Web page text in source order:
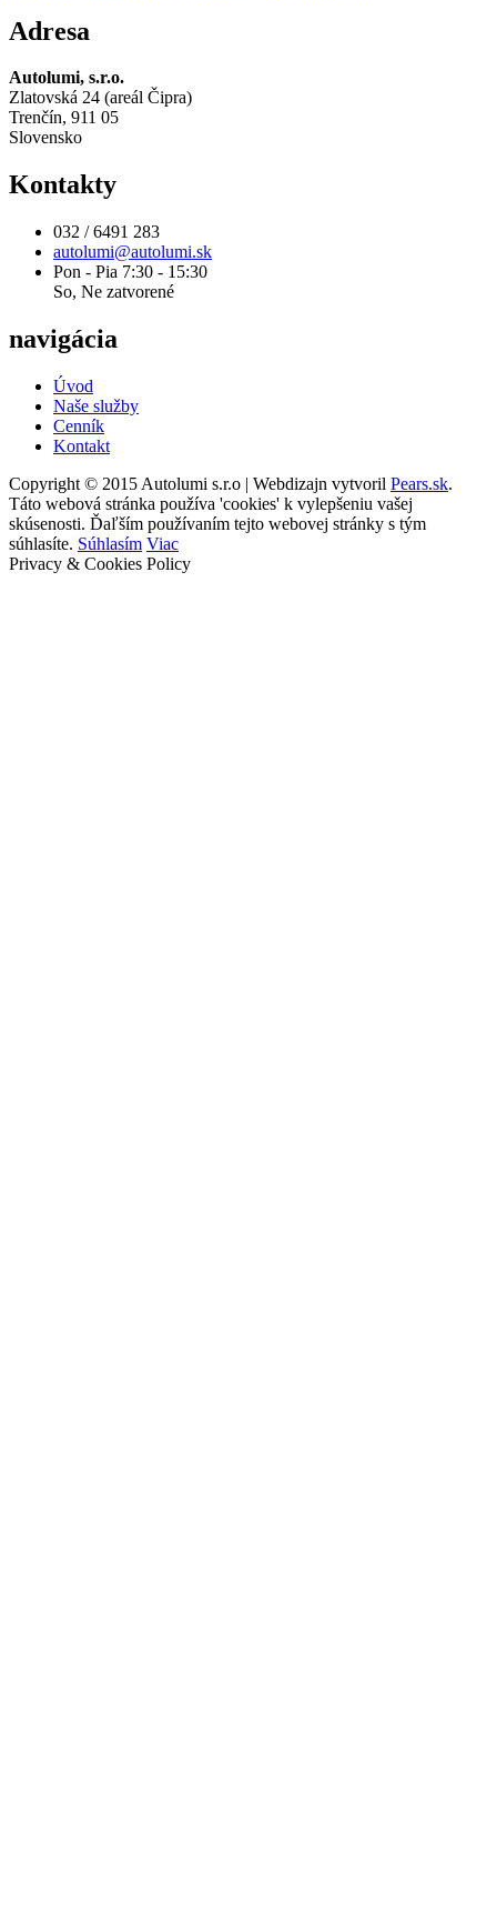
Adresa
Autolumi, s.r.o.
Zlatovská 24 (areál Čipra)
Trenčín, 911 05
Slovensko
Kontakty
032 / 6491 283
autolumi@autolumi.sk
Pon - Pia 7:30 - 15:30
So, Ne zatvorené
navigácia
Úvod
Naše služby
Cenník
Kontakt
Copyright © 2015 Autolumi s.r.o | Webdizajn vytvoril Pears.sk.
Táto webová stránka používa 'cookies' k vylepšeniu vašej
skúsenosti. Ďaľším používaním tejto webovej stránky s tým
súhlasíte. Súhlasím Viac
Privacy & Cookies Policy